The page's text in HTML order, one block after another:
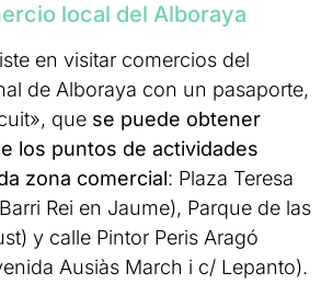
local del Alboraya
en visitar comercios del
de Alboraya con un pasaporte,
que se puede obtener
los puntos de actividades
zona comercial: Plaza Teresa
Rei en Jaume), Parque de las
y calle Pintor Peris Aragó
Ausiàs March i c/ Lepanto).